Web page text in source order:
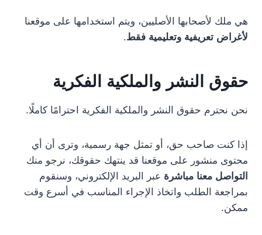
هي ملك لأصحابها الأصليين، ويتم استخدامها على موقعنا
لأغراض تعريفية وتعليمية فقط.
حقوق النشر والملكية الفكرية
نحن نحترم حقوق النشر والملكية الفكرية احترامًا كاملًا.
إذا كنت صاحب حق، أو تمثل جهة رسمية، وترى أن أي
محتوى منشور على موقعنا قد ينتهك حقوقك، نرجو منك
التواصل معنا مباشرة عبر البريد الإلكتروني، وسنقوم
بمراجعة الطلب واتخاذ الإجراء المناسب في أسرع وقت
ممكن.